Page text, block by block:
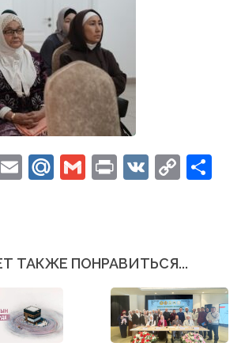
EmailMail.Ru
Gmail
PrintVK Copy
ТАКЖЕ ПОНРАВИТЬСЯ...